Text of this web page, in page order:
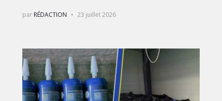
par RÉDACTION 23 juillet 2026